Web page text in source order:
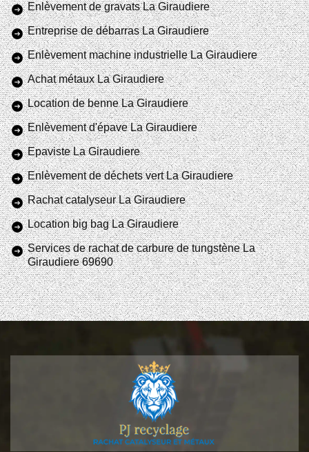
Enlèvement de gravats La Giraudiere
Entreprise de débarras La Giraudiere
Enlèvement machine industrielle La Giraudiere
Achat métaux La Giraudiere
Location de benne La Giraudiere
Enlèvement d'épave La Giraudiere
Epaviste La Giraudiere
Enlèvement de déchets vert La Giraudiere
Rachat catalyseur La Giraudiere
Location big bag La Giraudiere
Services de rachat de carbure de tungstène La
Giraudiere 69690